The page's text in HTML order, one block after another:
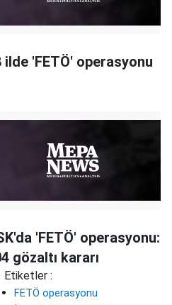
ilde 'FETÖ' operasyonu
'FETÖ' operasyonu:
gözaltı kararı
Etiketler :
FETÖ operasyonu